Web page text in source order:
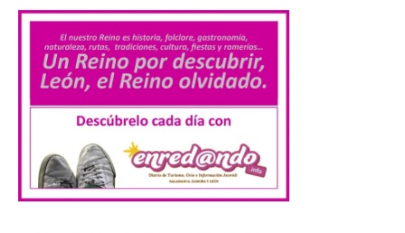
del Ayuntamiento sobre
este evento es del año
2022 y la de su página de
turismo de 2025 La firme
apuesta cultural que en las últimas
décadas viene desarrollando Gordoncillo,
Villadangos recrea la
batalla en el que se